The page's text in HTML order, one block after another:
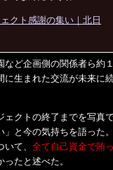
クト感謝の集い｜北日
ど企画側の関係者ら約
生まれた交流が未来に
クトの終了までを写真
」と今の気持ちを語った
て、 全て自己資金で賄
たと述べた。